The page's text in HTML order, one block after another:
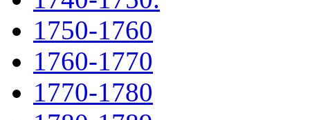
1750-1760
1760-1770
1770-1780